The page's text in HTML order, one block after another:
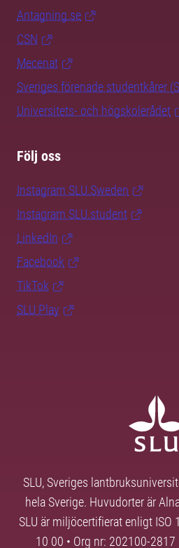
Antagning.se
CSN
Mecenat
Sveriges förenade studentkårer
Universitets- och högskolerådet
Följ oss
Instagram SLU.Sweden
Instagram SLU.student
LinkedIn
Facebook
TikTok
SLU Play
SLU, Sveriges
hela Sverige. Huvudorter är
SLU är miljöcertifierat enligt ISO
10 00 • Org nr: 202100-2817